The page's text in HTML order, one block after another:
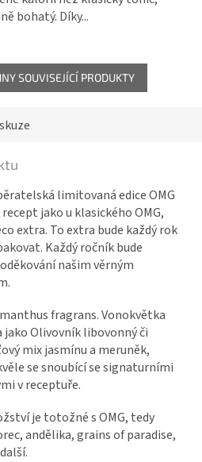
bohatý. Díky...
SOUVISEJÍCÍ PRODUKTY
limitovanáedice OMG
jako u klasického OMG,
extra. To extra bude každý rok
Každý ročník bude
našim věrným
fragrans. Vonokvětka
Olivovník libovonný či
mix jasmínu a meruněk,
se snoubící se signaturními
v receptuře.
je totožné s OMG, tedy
andělika, grains of paradise,